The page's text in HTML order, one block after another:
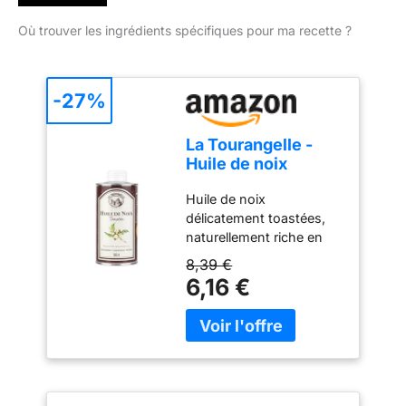
Où trouver les ingrédients spécifiques pour ma recette ?
La Tourangelle -
Huile de noix
Omega 3 - 250ml
Huile de noix
délicatement toastées,
naturellement riche en
Omega 3. Huile de
grande qualité obtenue
selon un savoir-faire
ancestral. Les noix sont
toastées à la main puis
centenaire. L'huile de
8,39 €
6,16 €
-27%